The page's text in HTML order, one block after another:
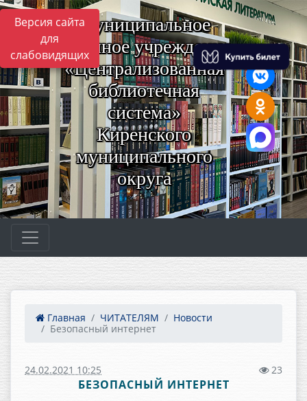
Версия сайта
для
слабовидящих
Муниципальное
казённое учреждение
«Централизованная
библиотечная
система»
Киренского
муниципального
округа
Главная ЧИТАТЕЛЯМ
Новости
Безопасный интернет
24.02.2021 10:25 23
БЕЗОПАСНЫЙ ИНТЕРНЕТ